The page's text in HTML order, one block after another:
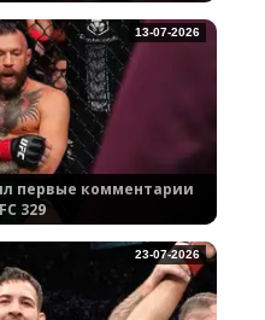
первые комментарии
329
13-07-2026
23-07-2026